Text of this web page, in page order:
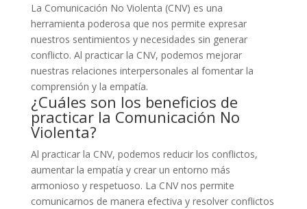
La Comunicación No Violenta (CNV) es una
herramienta poderosa que nos permite expresar
nuestros sentimientos y necesidades sin generar
conflicto. Al practicar la CNV, podemos mejorar
nuestras relaciones interpersonales al fomentar la
comprensión y la empatía.
¿Cuáles son los beneficios de
practicar la Comunicación No
Violenta?
Al practicar la CNV, podemos reducir los conflictos,
aumentar la empatía y crear un entorno más
armonioso y respetuoso. La CNV nos permite
comunicarnos de manera efectiva y resolver conflictos